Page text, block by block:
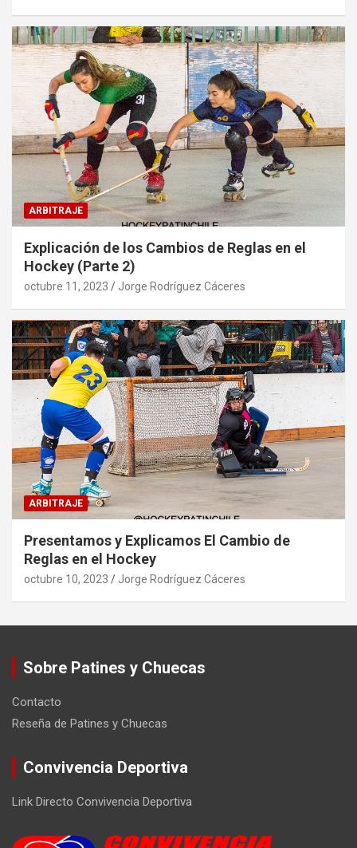
ARBITRAJE
Explicación de los Cambios de Reglas en el
Hockey (Parte 2)
octubre 11, 2023 Jorge Rodríguez Cáceres
ARBITRAJE
Presentamos y Explicamos El Cambio de
Reglas en el Hockey
octubre 10, 2023 Jorge Rodríguez Cáceres
Sobre Patines y Chuecas
Contacto
Reseña de Patines y Chuecas
Convivencia Deportiva
Link Directo Convivencia Deportiva